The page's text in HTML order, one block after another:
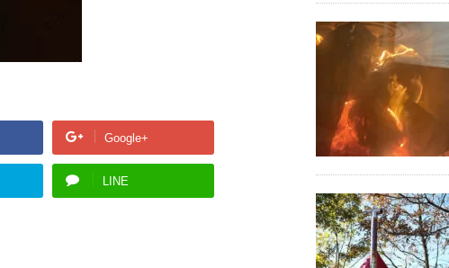
Google+
LINE